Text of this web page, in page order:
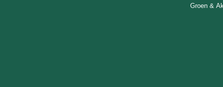
Groen &